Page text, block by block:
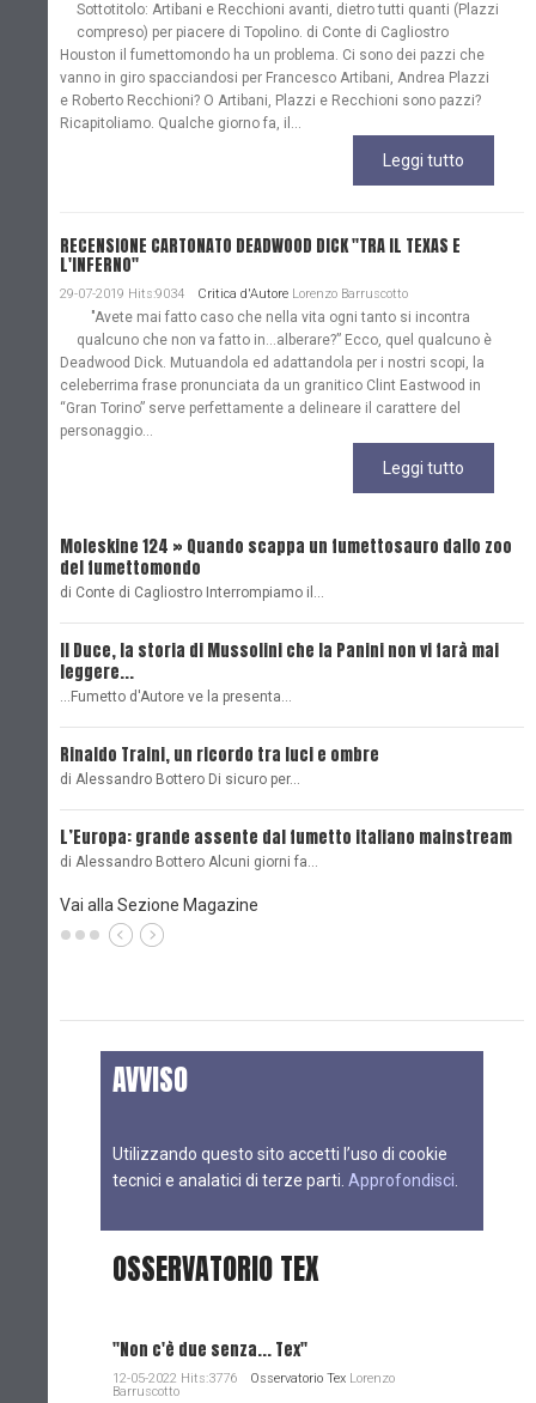
Sottotitolo: Artibani e Recchioni avanti, dietro tutti quanti (Plazzi
compreso) per piacere di Topolino. di Conte di Cagliostro
Houston il fumettomondo ha un problema. Ci sono dei pazzi che
vanno in giro spacciandosi per Francesco Artibani, Andrea Plazzi
e Roberto Recchioni? O Artibani, Plazzi e Recchioni sono pazzi?
Ricapitoliamo. Qualche giorno fa, il...
Leggi tutto
RECENSIONE CARTONATO DEADWOOD DICK "TRA IL TEXAS E
L'INFERNO"
29-07-2019 Hits:9034 Critica d'Autore Lorenzo Barruscotto
"Avete mai fatto caso che nella vita ogni tanto si incontra
qualcuno che non va fatto in…alberare?” Ecco, quel qualcuno è
Deadwood Dick. Mutuandola ed adattandola per i nostri scopi, la
celeberrima frase pronunciata da un granitico Clint Eastwood in
“Gran Torino” serve perfettamente a delineare il carattere del
personaggio...
Leggi tutto
Moleskine 124 » Quando scappa un fumettosauro dallo zoo
del fumettomondo
di Conte di Cagliostro Interrompiamo il…
Il Duce, la storia di Mussolini che la Panini non vi farà mai
leggere...
...Fumetto d'Autore ve la presenta…
Rinaldo Traini, un ricordo tra luci e ombre
di Alessandro Bottero Di sicuro per…
L’Europa: grande assente dal fumetto italiano mainstream
di Alessandro Bottero Alcuni giorni fa…
Vai alla Sezione Magazine
AVVISO
Utilizzando questo sito accetti l’uso di cookie
tecnici e analatici di terze parti. Approfondisci
OSSERVATORIO TEX
"Non c'è due senza... Tex"
12-05-2022 Hits:3776 Osservatorio Tex Lorenzo
Barruscotto